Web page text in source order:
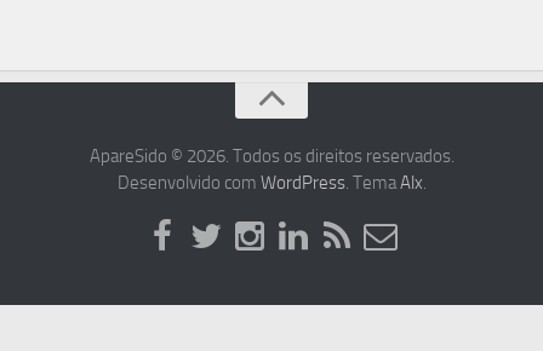
ApareSido © 2026. Todos os direitos reservados.
Desenvolvido com WordPress. TemaAlx